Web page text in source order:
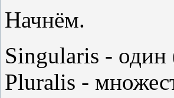
Начнём.
Singularis - один
Pluralis -